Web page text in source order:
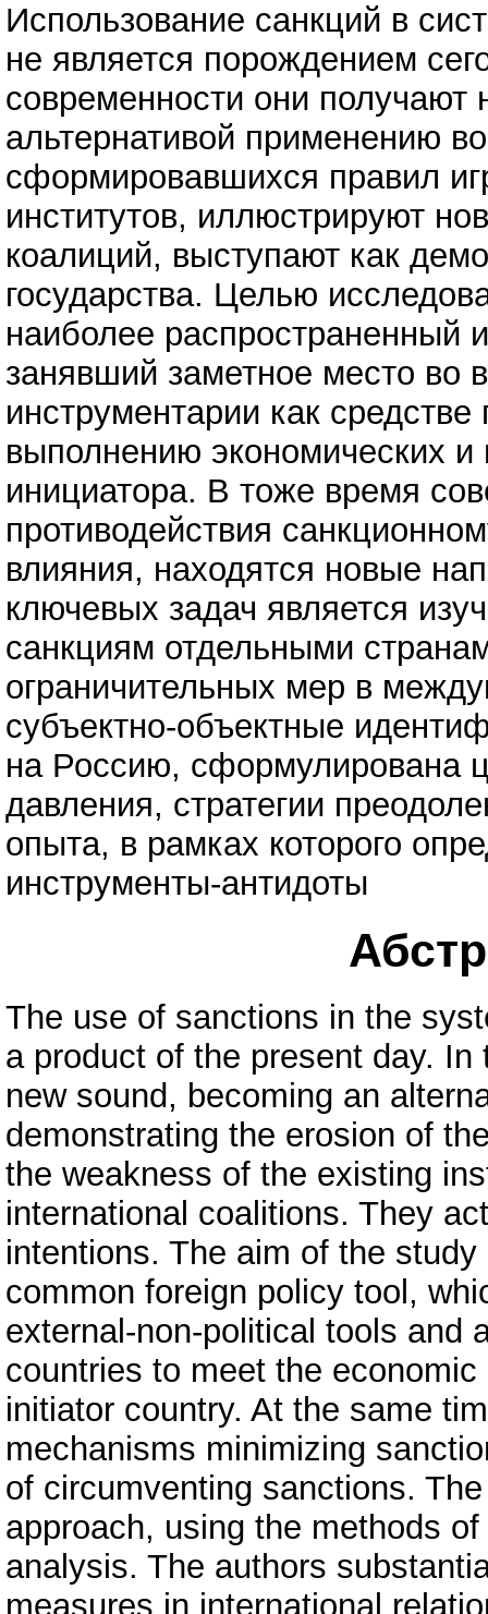
Использование санкций в
не является порождением
современности они получают
альтернативой применению
сформировавшихся правил
институтов, иллюстрируют
коалиций, выступают как
государства. Целью
наиболее распространенный
занявший заметное место во
инструментарии как
выполнению экономических и
инициатора. В тоже время
противодействия
влияния, находятся новые
ключевых задач является
санкциям отдельными
ограничительных мер в
субъектно-объектные
на Россию, сформулирована
давления, стратегии
опыта, в рамках которого
инструменты-антидоты
The use of sanctions in the
a product of the present day.
new sound, becoming an
demonstrating the erosion of
the weakness of the existing
international coalitions. They
intentions. The aim of the
common foreign policy tool,
external-non-political tools and
countries to meet the
initiator country. At the same
mechanisms minimizing
of circumventing sanctions.
approach, using the methods
analysis. The authors
measures in international